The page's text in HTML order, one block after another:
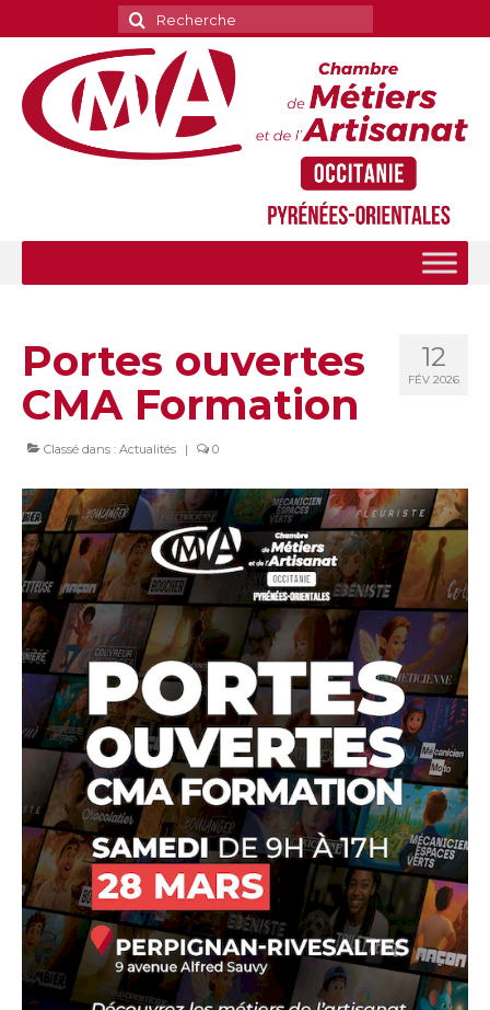
Rechercher
:
12
FÉV 2026
Portes ouvertes
CMA Formation
Classé dans : Actualités | 0